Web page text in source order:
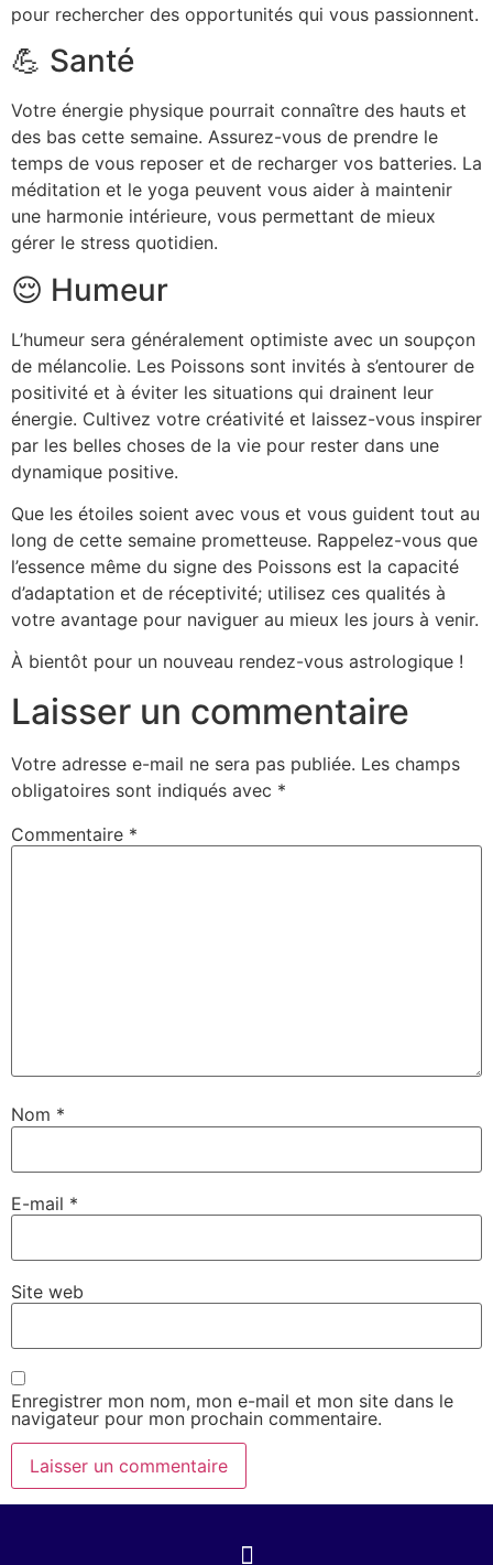
pour rechercher des opportunités qui vous passionnent.
💪 Santé
Votre énergie physique pourrait connaître des hauts et
des bas cette semaine. Assurez-vous de prendre le
temps de vous reposer et de recharger vos batteries. La
méditation et le yoga peuvent vous aider à maintenir
une harmonie intérieure, vous permettant de mieux
gérer le stress quotidien.
😌 Humeur
L’humeur sera généralement optimiste avec un soupçon
de mélancolie. Les Poissons sont invités à s’entourer de
positivité et à éviter les situations qui drainent leur
énergie. Cultivez votre créativité et laissez-vous inspirer
par les belles choses de la vie pour rester dans une
dynamique positive.
Que les étoiles soient avec vous et vous guident tout au
long de cette semaine prometteuse. Rappelez-vous que
l’essence même du signe des Poissons est la capacité
d’adaptation et de réceptivité; utilisez ces qualités à
votre avantage pour naviguer au mieux les jours à venir.
À bientôt pour un nouveau rendez-vous astrologique !
Laisser un commentaire
Votre adresse e-mail ne sera pas publiée. Les champs
obligatoires sont indiqués avec *
Commentaire *
Nom *
E-mail *
Site web
Enregistrer mon nom, mon e-mail et mon site dans le
navigateur pour mon prochain commentaire.